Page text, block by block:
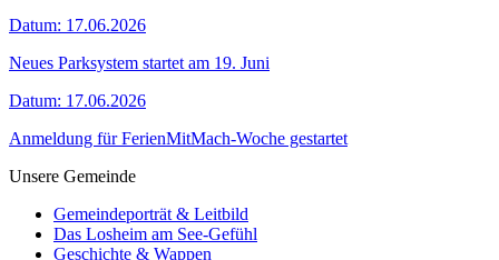
Datum: 17.06.2026
Neues Parksystem startet am 19. Juni
Datum: 17.06.2026
Anmeldung für FerienMitMach-Woche gestartet
Unsere Gemeinde
Gemeindeporträt & Leitbild
Das Losheim am See-Gefühl
Geschichte & Wappen